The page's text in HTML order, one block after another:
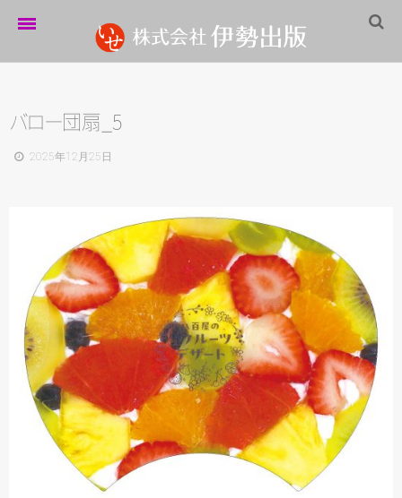
伊勢出版だより
営業案内
採用情報
パートナーシップ
お問い合わせ
サイトマップ
バロー団扇_5
2025年12月25日